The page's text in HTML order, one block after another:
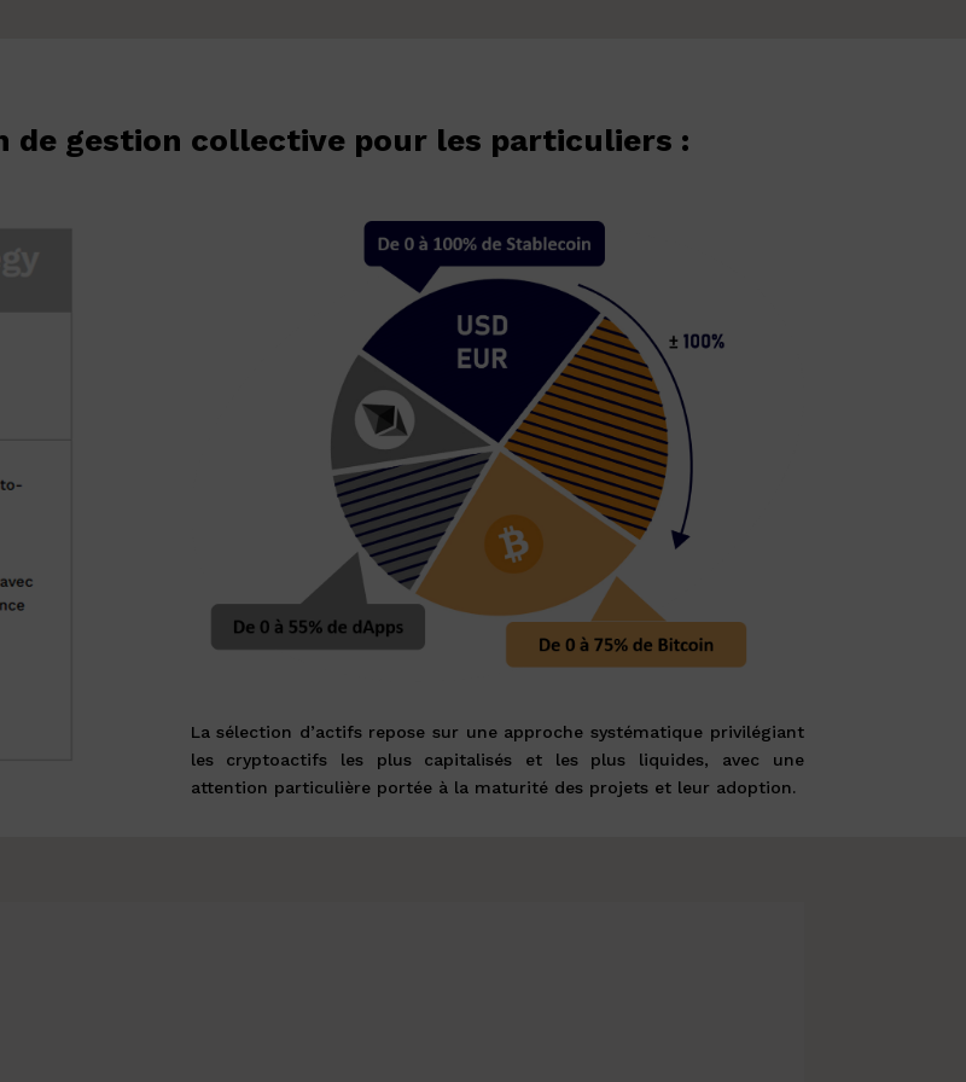
de gestion collective pour les particuliers :
La sélection d’actifs repose sur une approche systématique privilégiant
les cryptoactifs les plus capitalisés et les plus liquides, avec une
attention particulière portée à la maturité des projets et leur adoption.